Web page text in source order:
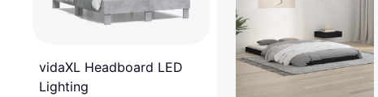
vidaXL Headboard LED
Lighting